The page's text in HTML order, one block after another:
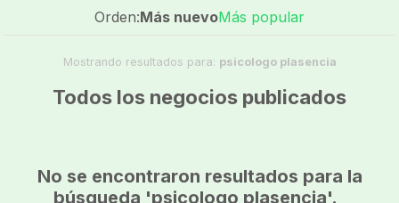
Orden:Más nuevoMás popular
Mostrando resultados para: psicologo plasencia
Todos los negocios publicados
No se encontraron resultados para la
búsqueda 'psicologo plasencia'.